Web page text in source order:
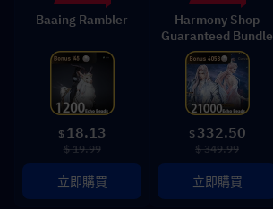
Baaing Rambler
$ 18.13
$ 19.99
立即購買
Harmony Shop
Guaranteed Bundle
$ 332.50
$ 349.99
立即購買